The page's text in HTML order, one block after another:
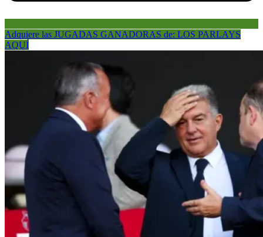
Adquiere las JUGADAS GANADORAS de: LOS PARLAYS
AQUÍ